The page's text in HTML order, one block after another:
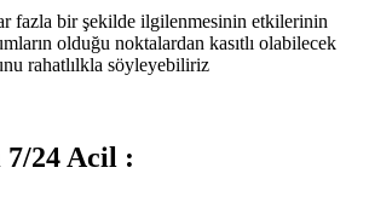
fazla bir şekilde ilgilenmesinin etkilerinin
olduğu noktalardan kasıtlı olabilecek
rahatlılkla söyleyebiliriz
7/24 Acil :